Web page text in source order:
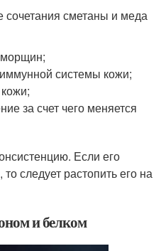
сочетания сметаны и меда
системы кожи;
за счет чего меняется
Если его
следует растопить его на
и белком